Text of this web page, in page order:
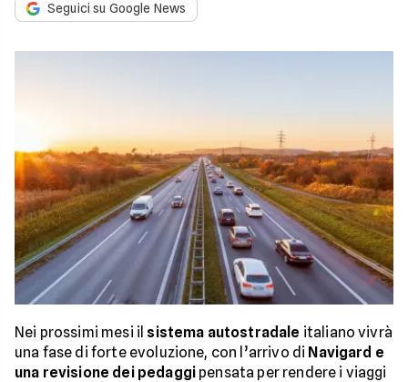
Seguici su Google News
Nei prossimi mesi il sistema autostradale italiano vivrà
una fase di forte evoluzione, con l’arrivo di Navigard e
una revisione dei pedaggi pensata per rendere i viaggi